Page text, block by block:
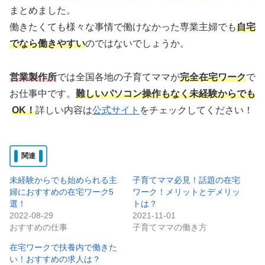
まとめました。
働きたくても様々な事情で働けなかった専業主婦でも自宅
でなら働きやすいのではないでしょうか。
営業製作所では全国各地の子育てママが完全在宅ワークで
お仕事中です。 難しいパソコン操作もなく未経験からでも
OK！詳しい内容は公式サイト をチェックしてください！
関連
未経験からでも始められる主
婦におすすめの在宅ワーク5
選！
2022-08-29
おすすめの仕事
子育てママ必見！話題の在宅
ワーク！メリットとデメリッ
トは？
2021-11-01
子育てママの働き方
在宅ワークで扶養内で働きた
い！おすすめの求人は？